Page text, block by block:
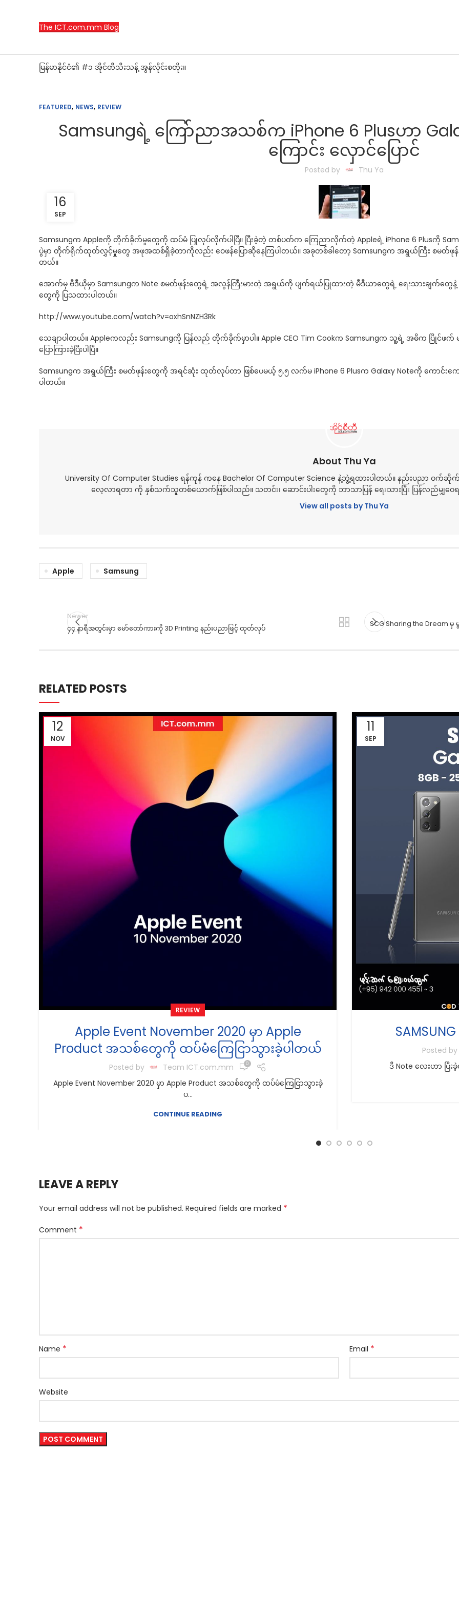
The ICT.com.mm Blog
မြန်မာနိုင်ငံ၏ #၁ အိုင်တီသီးသန့် အွန်လိုင်းစတိုး။
FEATURED, NEWS, REVIEW
Samsungရဲ့ ကြော်ညာအသစ်က iPhone 6 Plusဟာ
ကြောင်း လှောင်ပြောင်
Posted by Thu Ya
16
SEP
Samsungက Appleကို တိုက်ခိုက်မှုတွေကို ထပ်မံ ပြုလုပ်လိုက်ပါပြီ။ ပြီးခဲ့တဲ့ တစ်ပတ်က ကြေညာလိုက်တဲ့ Appleရဲ့ iPhone 6 Plusကို
ပွဲမှာ တိုက်ရိုက်ထုတ်လွှင့်မှုတွေ အဖုအထစ်ရှိခဲ့တာကိုလည်း ဝေဖန်ပြောဆိုနေကြပါတယ်။ အခုတစ်ခါတော့ Samsungက အရွယ်ကြီး
တယ်။
အောက်မှ ဗီဒီယိုမှာ Samsungက Note စမတ်ဖုန်းတွေရဲ့ အလွန်ကြီးမားတဲ့ အရွယ်ကို ပျက်ရယ်ပြုထားတဲ့ မီဒီယာတွေရဲ့ ရေးသားချက်တွေ
တွေကို ပြသထားပါတယ်။
http://www.youtube.com/watch?v=oxhSnNZH3Rk
သေချာပါတယ်။ Appleကလည်း Samsungကို ပြန်လည် တိုက်ခိုက်မှာပါ။ Apple CEO Tim Cookက Samsungက သူ့ရဲ့ အဓိက ပြိုင်ဖ
ပြောကြားခဲ့ပြီးပါပြီ။
Samsungက အရွယ်ကြီး စမတ်ဖုန်းတွေကို အရင်ဆုံး ထုတ်လုပ်တာ ဖြစ်ပေမယ့် ၅.၅ လက်မ iPhone 6 Plusက Galaxy Noteကို ကောင်း
ပါတယ်။
About Thu Ya
University Of Computer Studies ရန်ကုန် ကနေ Bachelor Of Computer Science နဲ့ဘွဲ့ရထားပါတယ်။ နည်းပညာ
လေ့လာရတာ ကို နှစ်သက်သူတစ်ယောက်ဖြစ်ပါသည်။ သတင်း၊ ဆောင်းပါးတွေကို ဘာသာပြန် ရေးသားပြီး ပြန်လည်မျှဝ
View all posts by Thu Ya
Apple Samsung
Newer
၄၄ နာရီအတွင်းမှာ မော်တော်ကားကို 3D Printing နည်းပညာဖြင့် ထုတ်လုပ်
SCG Sharing the Dream
RELATED POSTS
12
NOV
REVIEW
Apple Event November 2020 မှာ Apple
Product အသစ်တွေကို ထပ်မံကြေငြာသွားခဲ့ပါတယ်
Posted by Team ICT.com.mm 0
Apple Event November 2020 မှာ Apple Product အသစ်တွေကို ထပ်မံကြေငြာသွားခဲ့
ပ...
CONTINUE READING
11
SEP
Posted by
ဒီ Note လေးဟာ ပြီ
LEAVE A REPLY
Your email address will not be published. Required fields are marked *
Comment *
Name * Email *
Website